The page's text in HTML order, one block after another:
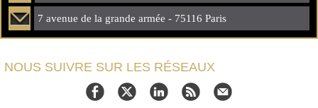
7 avenue de la grande armée - 75116 Paris
NOUS SUIVRE SUR LES RÉSEAUX